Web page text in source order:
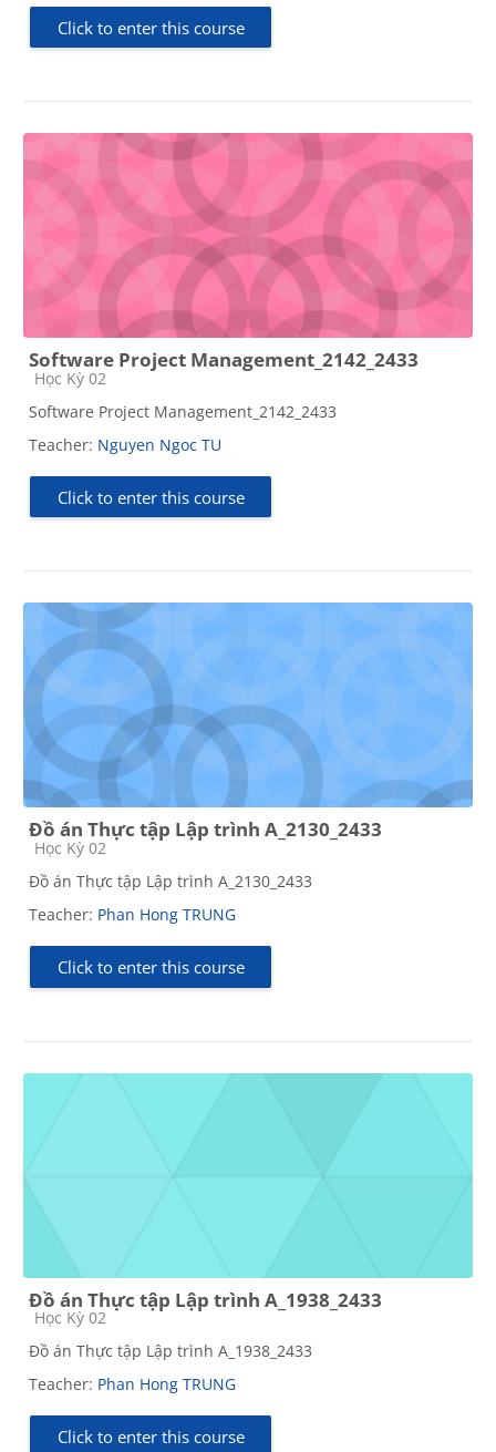
Click to enter this course
Software Project Management_2142_2433
Course category
Học Kỳ 02
Software Project Management_2142_2433
Teacher: Nguyen Ngoc TU
Click to enter this course
Đồ án Thực tập Lập trình A_2130_2433
Course category
Học Kỳ 02
Đồ án Thực tập Lập trình A_2130_2433
Teacher: Phan Hong TRUNG
Click to enter this course
Đồ án Thực tập Lập trình A_1938_2433
Course category
Học Kỳ 02
Đồ án Thực tập Lập trình A_1938_2433
Teacher: Phan Hong TRUNG
Click to enter this course